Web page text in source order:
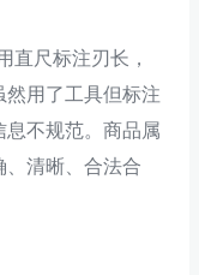
直尺标注刃长，
用了工具但标注
不规范。商品属
清晰、合法合